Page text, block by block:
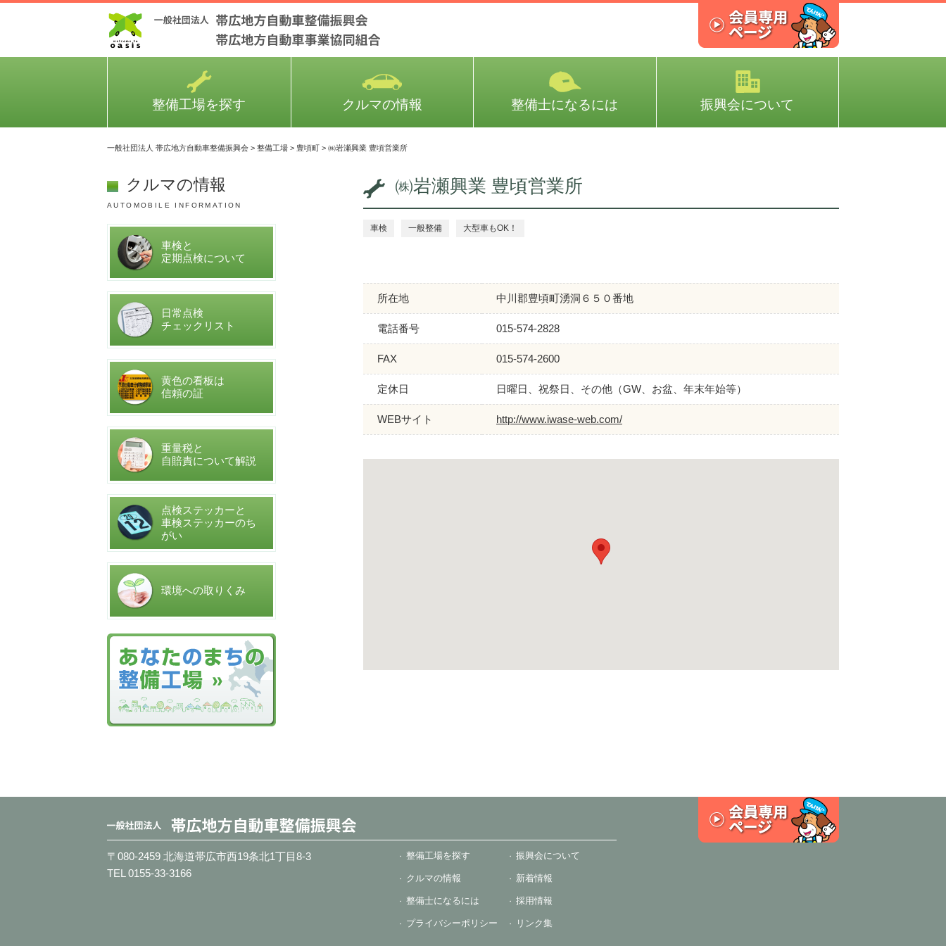
整備工場を探す クルマの情報 整備士になるには 振興会について
一般社団法人 帯広地方自動車整備振興会 > 整備工場 > 豊頃町 > ㈱岩瀬興業 豊頃営業所
㈱岩瀬興業 豊頃営業所
車検 一般整備 大型車もOK！
所在地 中川郡豊頃町湧洞６５０番地
電話番号 015-574-2828
FAX 015-574-2600
定休日 日曜日、祝祭日、その他（GW、お盆、年末年始等）
WEBサイト http://www.iwase-web.com/
クルマの情報
AUTOMOBILE INFORMATION
車検と
定期点検について
日常点検
チェックリスト
黄色の看板は
信頼の証
重量税と
自賠責について解説
点検ステッカーと
車検ステッカーのち
がい
環境への取りくみ
〒080-2459 北海道帯広市西19条北1丁目8-3
TEL 0155-33-3166
整備工場を探す 振興会について
クルマの情報 新着情報
整備士になるには 採用情報
プライバシーポリシー リンク集